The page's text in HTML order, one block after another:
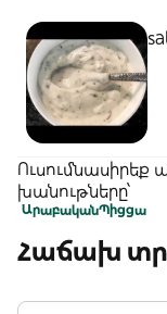
խանութները՝
ԱրաբականՊիցցա
Հաճախ